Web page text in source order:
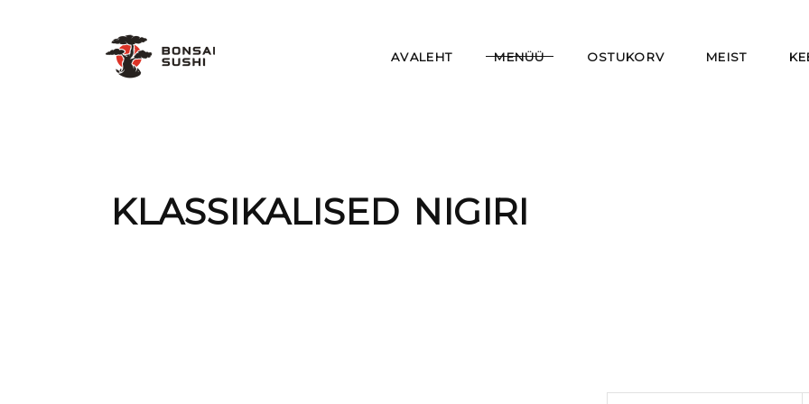
AVALEHT MENÜÜ OSTUKORV MEIST
KLASSIKALISED NIGIRI